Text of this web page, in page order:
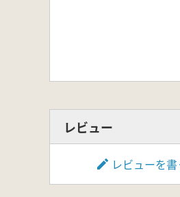
石
國下
清水真
中井
吉兼千
平林
中川 修
レビュー
レビューを書